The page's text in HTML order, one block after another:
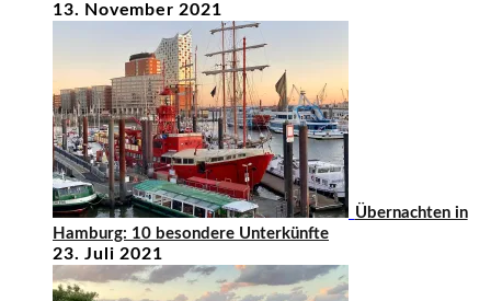
13. November 2021
Übernachten in
Hamburg: 10 besondere Unterkünfte
23. Juli 2021